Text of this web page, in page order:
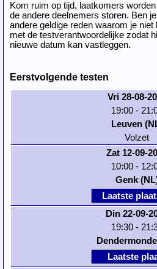
Kom ruim op tijd, laatkomers
de andere deelnemers storen. Ben
andere geldige reden waarom je
met de testverantwoordelijke zodat
nieuwe datum kan vastleggen.
Eerstvolgende testen
Vri 28-08-
19:00 -
Leuven
Volzet
Zat 12-09-
10:00 -
Genk
Laatste
Din 22-09-
19:30 -
Laatste